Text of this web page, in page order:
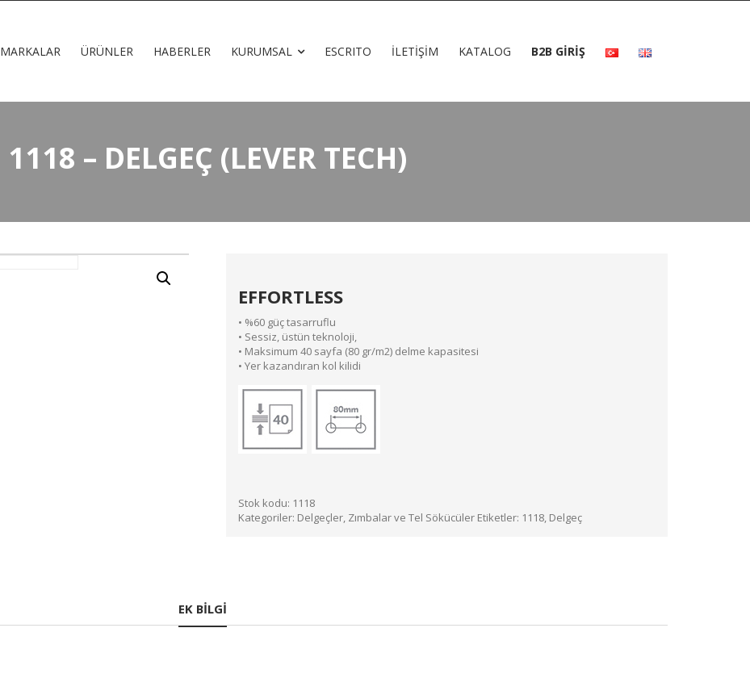
MARKALAR ÜRÜNLER HABERLER KURUMSAL ESCRITO İLETIŞIM KATALOG B2B GİRİŞ
1118 – DELGEÇ (LEVER TECH)
EFFORTLESS
• %60 güç tasarruflu
• Sessiz, üstün teknoloji,
• Maksimum 40 sayfa (80 gr/m2) delme kapasitesi
• Yer kazandıran kol kilidi
Stok kodu: 1118
Kategoriler: Delgeçler, Zımbalar ve Tel Sökücüler Etiketler: 1118, Delgeç
EK BILGI